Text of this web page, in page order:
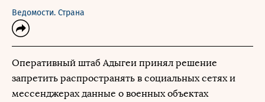
Ведомости. Страна
Оперативный штаб Адыгеи принял решение
запретить распространять в социальных сетях и
мессенджерах данные о военных объектах